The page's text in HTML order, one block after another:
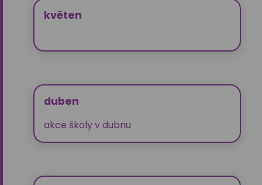
květen
duben
akce školy v dubnu